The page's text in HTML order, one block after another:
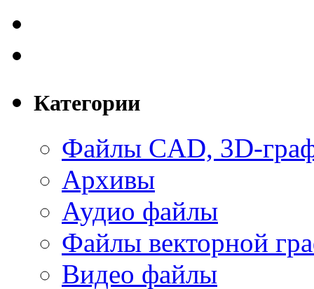
Категории
Файлы CAD, 3D-
Архивы
Аудио файлы
Файлы векторной
Видео файлы